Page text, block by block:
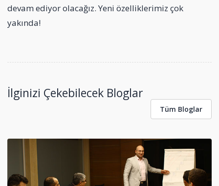
devam ediyor olacağız. Yeni özelliklerimiz çok
yakında!
İlginizi Çekebilecek Bloglar
Tüm Bloglar